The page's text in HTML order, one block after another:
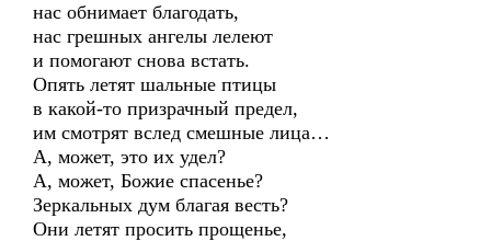
нас обнимает благодать,
нас грешных ангелы лелеют
и помогают снова встать.
Опять летят шальные птицы
в какой-то призрачный предел,
им смотрят вслед смешные лица…
А, может, это их удел?
А, может, Божие спасенье?
Зеркальных дум благая весть?
Они летят просить прощенье,